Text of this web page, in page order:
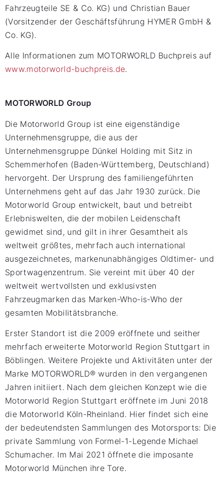
Fahrzeugteile SE & Co. KG) und Christian Bauer
(Vorsitzender der Geschäftsführung HYMER GmbH &
Co. KG).
Alle Informationen zum MOTORWORLD Buchpreis auf
www.motorworld-buchpreis.de.
MOTORWORLD Group
Die Motorworld Group ist eine eigenständige
Unternehmensgruppe, die aus der
Unternehmensgruppe Dünkel Holding mit Sitz in
Schemmerhofen (Baden-Württemberg, Deutschland)
hervorgeht. Der Ursprung des familiengeführten
Unternehmens geht auf das Jahr 1930 zurück. Die
Motorworld Group entwickelt, baut und betreibt
Erlebniswelten, die der mobilen Leidenschaft
gewidmet sind, und gilt in ihrer Gesamtheit als
weltweit größtes, mehrfach auch international
ausgezeichnetes, markenunabhängiges Oldtimer- und
Sportwagenzentrum. Sie vereint mit über 40 der
weltweit wertvollsten und exklusivsten
Fahrzeugmarken das Marken-Who-is-Who der
gesamten Mobilitätsbranche.
Erster Standort ist die 2009 eröffnete und seither
mehrfach erweiterte Motorworld Region Stuttgart in
Böblingen. Weitere Projekte und Aktivitäten unter der
Marke MOTORWORLD® wurden in den vergangenen
Jahren initiiert. Nach dem gleichen Konzept wie die
Motorworld Region Stuttgart eröffnete im Juni 2018
die Motorworld Köln-Rheinland. Hier findet sich eine
der bedeutendsten Sammlungen des Motorsports: Die
private Sammlung von Formel-1-Legende Michael
Schumacher. Im Mai 2021 öffnete die imposante
Motorworld München ihre Tore.